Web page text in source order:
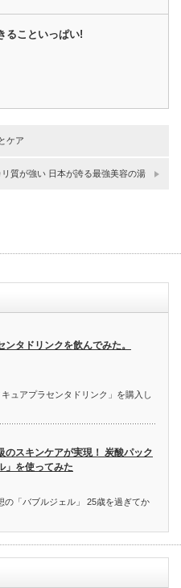
ることいっぱい!
ケア
リ質が強い 日本が誇る最強美容の湯
ンタドリンクを飲んでみた。
ュアプラセンタドリンク」を購入し
のスキンケアが実現！ 炭酸パック
」を使ってみた
の「バブルジェル」 25歳を過ぎてか